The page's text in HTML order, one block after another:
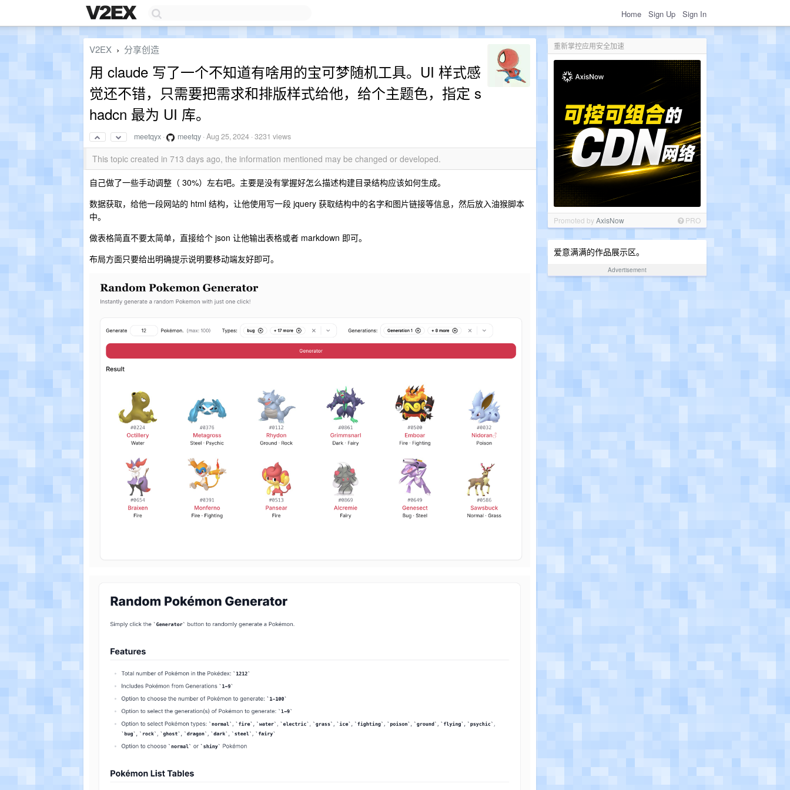
Home Sign Up Sign In
重新掌控应用安全加速
Promoted byAxisNow PRO
爱意满满的作品展示区。
Advertisement
V2EX › 分享创造
用 claude 写了一个不知道有啥用的宝可梦随机工具。UI 样式感
觉还不错，只需要把需求和排版样式给他，给个主题色，指定 s
hadcn 最为 UI 库。
meetqyx · meetqy ·Aug 25, 2024 · 3231 views
This topic created in 713 days ago, the information mentioned may be changed or developed.
自己做了一些手动调整（ 30%）左右吧。主要是没有掌握好怎么描述构建目录结构应该如何生成。
数据获取，给他一段网站的 html 结构，让他使用写一段 jquery 获取结构中的名字和图片链接等信息，然后放入油猴脚本
中。
做表格简直不要太简单，直接给个 json 让他输出表格或者 markdown 即可。
布局方面只要给出明确提示说明要移动端友好即可。